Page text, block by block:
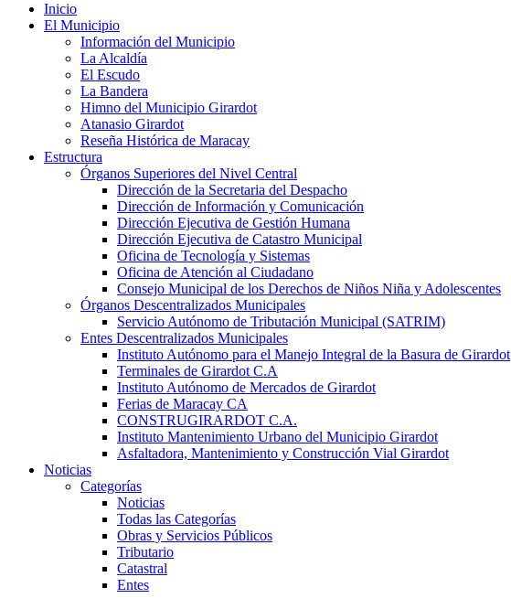
Inicio
El Municipio
Información del Municipio
La Alcaldía
El Escudo
La Bandera
Himno del Municipio Girardot
Atanasio Girardot
Reseña Histórica de Maracay
Estructura
Órganos Superiores del Nivel Central
Dirección de la Secretaria del Despacho
Dirección de Información y Comunicación
Dirección Ejecutiva de Gestión Humana
Dirección Ejecutiva de Catastro Municipal
Oficina de Tecnología y Sistemas
Oficina de Atención al Ciudadano
Consejo Municipal de los Derechos de Niños Niña y Adolescentes
Órganos Descentralizados Municipales
Servicio Autónomo de Tributación Municipal (SATRIM)
Entes Descentralizados Municipales
Instituto Autónomo para el Manejo Integral de la Basura de Girardot
Terminales de Girardot C.A
Instituto Autónomo de Mercados de Girardot
Ferias de Maracay CA
CONSTRUGIRARDOT C.A.
Instituto Mantenimiento Urbano del Municipio Girardot
Asfaltadora, Mantenimiento y Construcción Vial Girardot
Noticias
Categorías
Noticias
Todas las Categorías
Obras y Servicios Públicos
Tributario
Catastral
Entes